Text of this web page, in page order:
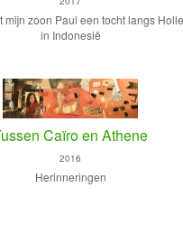
mijn zoon Paul een tocht langs
in Indonesië
Caïro en Athene
2016
Herinneringen